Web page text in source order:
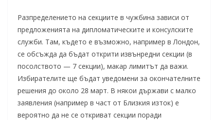
Разпределението на секциите в чужбина зависи от
предложенията на дипломатическите и консулските
служби. Там, където е възможно, например в Лондон,
се обсъжда да бъдат открити извънредни секции (в
посолството — 7 секции), макар лимитът да важи.
Избирателите ще бъдат уведомени за окончателните
решения до около 28 март. В някои държави с малко
заявления (например в част от Близкия изток) е
вероятно да не се откриват секции поради